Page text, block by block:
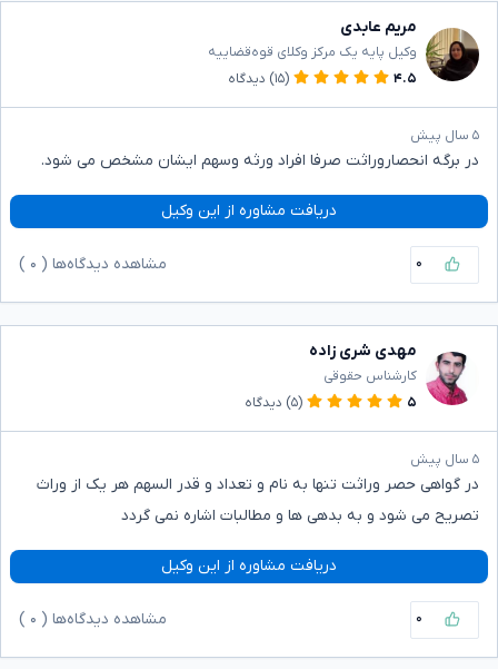
مریم عابدی
وکیل پایه یک مرکز وکلای قوه‌قضاییه
۴.۵
(۱۵) دیدگاه
۵ سال پیش
در برگه انحصاروراثت صرفا افراد ورثه وسهم ایشان مشخص می شود.
دریافت مشاوره از این وکیل
۰ مشاهده دیدگاه‌ها ( ۰
مهدی شری زاده
کارشناس حقوقی
۵
(۵) دیدگاه
۵ سال پیش
در گواهی حصر وراثت تنها به نام و تعداد و قدر السهم هر یک از وراث
تصریح می شود و به بدهی ها و مطالبات اشاره نمی گردد
دریافت مشاوره از این وکیل
۰ مشاهده دیدگاه‌ها ( ۰